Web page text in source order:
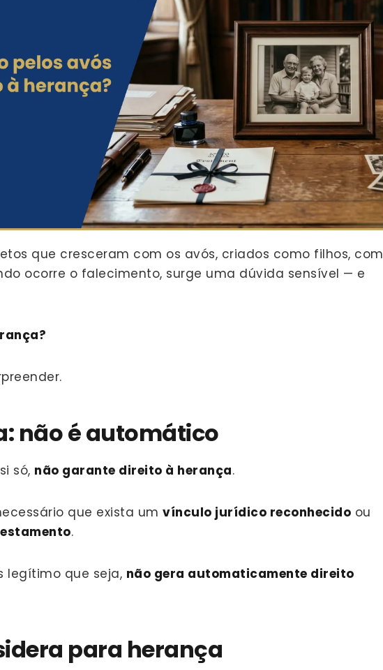
que cresceram com os avós, criados como filhos, com
ocorre o falecimento, surge uma dúvida sensível — e
não é automático
só, não garante direito à herança.
que exista um vínculo jurídico reconhecido ou
.
legítimo que seja, não gera automaticamente direito
para herança